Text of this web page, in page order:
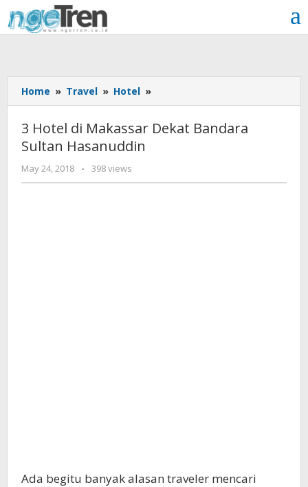
to
content
Home » Travel » Hotel »
Hotel
Makassar
3 Hotel di Makassar Dekat Bandara
Sultan Hasanuddin
May 24, 2018
by
Aditya
- 398 views
Ada begitu banyak alasan traveler mencari